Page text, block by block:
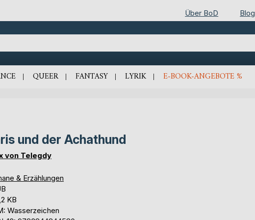
Über BoD Blog
QUEER FANTASY LYRIK E-BOOK-ANGEBOTE %
und der Achathund
von Telegdy
& Erzählungen
KB
Wasserzeichen